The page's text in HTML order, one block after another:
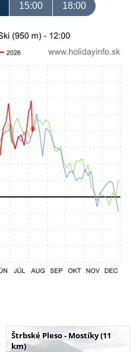
15:00 18:00
Štrbské Pleso - Mostíky (11
km)